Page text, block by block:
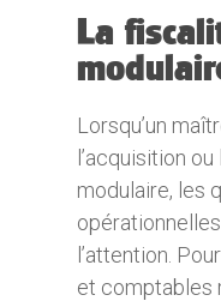
La
Lorsqu’un
l’acquisition
modulaire, les
l’attention.
et comptables